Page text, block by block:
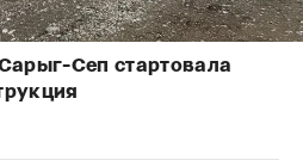
Сеп стартовала